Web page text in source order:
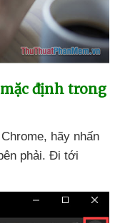
định trong
, hãy nhấn
phải. Đi tới